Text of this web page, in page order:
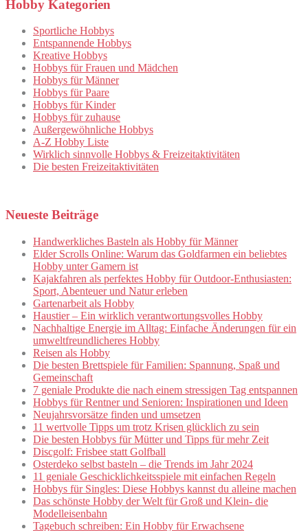
Hobby Kategorien
Sportliche Hobbys
Entspannende Hobbys
Kreative Hobbys
Hobbys für Frauen und Mädchen
Hobbys für Männer
Hobbys für Paare
Hobbys für Kinder
Hobbys für zuhause
Außergewöhnliche Hobbys
A-Z Hobby Liste
Wirklich sinnvolle Hobbys & Freizeitaktivitäten
Die besten Freizeitaktivitäten
Neueste Beiträge
Handwerkliches Basteln als Hobby für Männer
Elder Scrolls Online: Warum das Goldfarmen ein beliebtes
Hobby unter Gamern ist
Kajakfahren als perfektes Hobby für Outdoor-Enthusiasten:
Sport, Abenteuer und Natur erleben
Gartenarbeit als Hobby
Haustier – Ein wirklich verantwortungsvolles Hobby
Nachhaltige Energie im Alltag: Einfache Änderungen für ein
umweltfreundlicheres Hobby
Reisen als Hobby
Die besten Brettspiele für Familien: Spannung, Spaß und
Gemeinschaft
7 geniale Produkte die nach einem stressigen Tag entspannen
Hobbys für Rentner und Senioren: Inspirationen und Ideen
Neujahrsvorsätze finden und umsetzen
11 wertvolle Tipps um trotz Krisen glücklich zu sein
Die besten Hobbys für Mütter und Tipps für mehr Zeit
Discgolf: Frisbee statt Golfball
Osterdeko selbst basteln – die Trends im Jahr 2024
11 geniale Geschicklichkeitsspiele mit einfachen Regeln
Hobbys für Singles: Diese Hobbys kannst du alleine machen
Das schönste Hobby der Welt für Groß und Klein- die
Modelleisenbahn
Tagebuch schreiben: Ein Hobby für Erwachsene